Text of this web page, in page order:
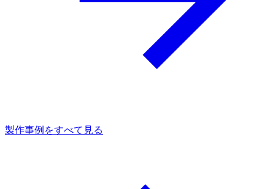
製作事例をすべて見る